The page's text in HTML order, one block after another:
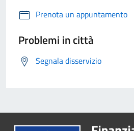
Prenota un appuntamento
Problemi in città
Segnala disservizio